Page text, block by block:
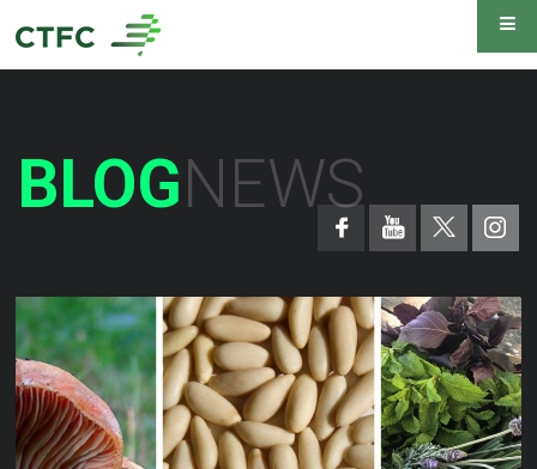
BLOGNEWS